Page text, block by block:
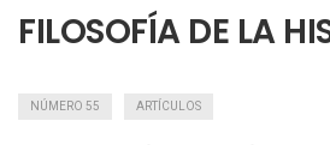
FILOSOFÍA DE LA
NÚMERO 55 ARTÍCULOS